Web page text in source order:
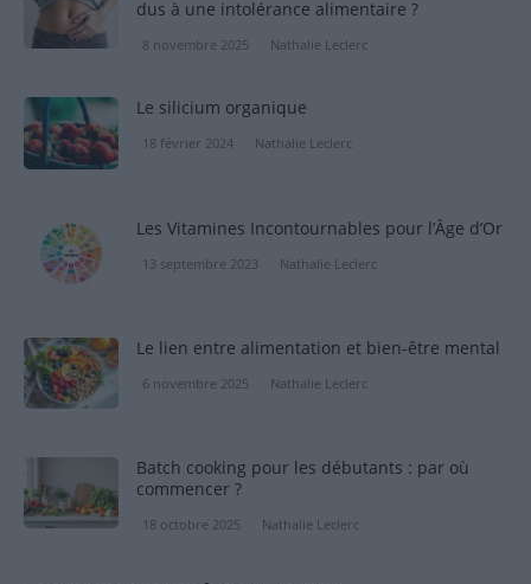
dus à une intolérance alimentaire ?
8 novembre 2025 Nathalie Leclerc
Le silicium organique
18 février 2024 Nathalie Leclerc
Les Vitamines Incontournables pour l’Âge d’Or
13 septembre 2023 Nathalie Leclerc
Le lien entre alimentation et bien-être mental
6 novembre 2025 Nathalie Leclerc
Batch cooking pour les débutants : par où
commencer ?
18 octobre 2025 Nathalie Leclerc